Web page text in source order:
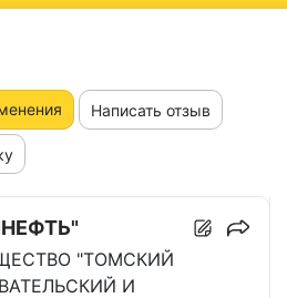
Написать отзыв
"ТОМСКИЙ
И